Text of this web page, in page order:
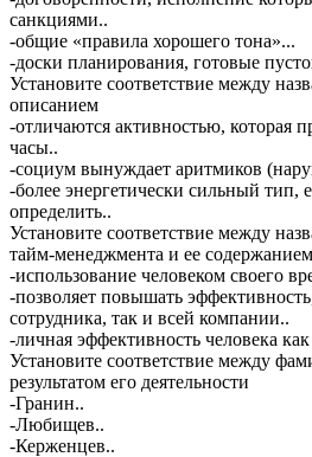
санкциями..
-общие «правила хорошего тона»...
-доски планирования, готовые
Установите соответствие между
описанием
-отличаются активностью, которая
часы..
-социум вынуждает аритмиков
-более энергетически сильный тип,
определить..
Установите соответствие между
тайм-менеджмента и ее содержанием
-использование человеком своего
-позволяет повышать
сотрудника, так и всей компании..
-личная эффективность человека
Установите соответствие между
результатом его деятельности
-Гранин..
-Любищев..
-Керженцев..